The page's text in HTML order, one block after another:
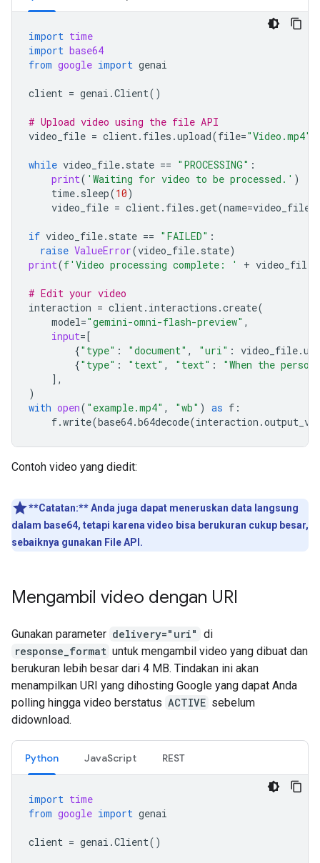
import time
import base64
from google import genai
client = genai .Client()
# Upload video using the file API
video_file = client. files .upload(file="Video.mp4"
while video_file. state == "PROCESSING" :
print( 'Waiting for video to be processed.' )
time. sleep(10)
video_file = client. files .get(name=video_file
if video_file. state == "FAILED" :
raise ValueError(video_file. state)
print(f'Video processing complete: ' + video_file
# Edit your video
interaction = client. interactions .create(
model="gemini-omni-flash-preview" ,
input=[
{"type" : "document" , "uri" : video_file.uri
{"type" : "text" , "text" :
"When the
],
)
with open( "example.mp4" , "wb" ) as f :
f.write(base64.b64decode(interaction .
Contoh video yang diedit:
**Catatan:**Anda juga dapat meneruskan data langsung
dalam base64, tetapi karena video bisa berukuran cukup besar,
sebaiknya gunakan File API.
Mengambil video dengan URI
Gunakan parameter delivery="uri" di
response_format untuk mengambil video yang dibuat dan
berukuran lebih besar dari 4 MB. Tindakan ini akan
menampilkan URI yang dihosting Google yang dapat Anda
polling hingga video berstatus ACTIVE sebelum
didownload.
Python JavaScript REST
import time
from google import genai
client = genai .Client()